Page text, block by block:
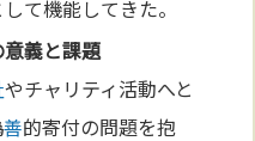
て機能してきた。
義と課題
やチャリティ活動へと
善的寄付の問題を抱